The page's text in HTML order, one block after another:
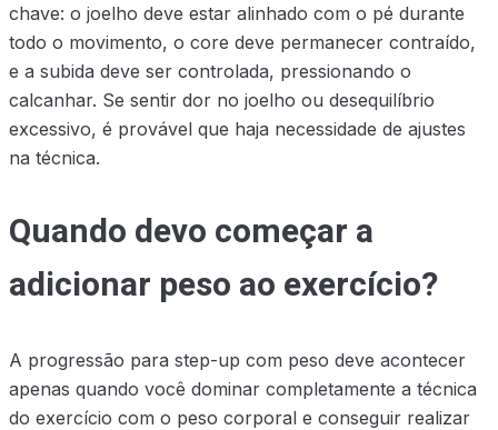
chave: o joelho deve estar alinhado com o pé durante
todo o movimento, o core deve permanecer contraído,
e a subida deve ser controlada, pressionando o
calcanhar. Se sentir dor no joelho ou desequilíbrio
excessivo, é provável que haja necessidade de ajustes
na técnica.
Quando devo começar a
adicionar peso ao exercício?
A progressão para step-up com peso deve acontecer
apenas quando você dominar completamente a técnica
do exercício com o peso corporal e conseguir realizar